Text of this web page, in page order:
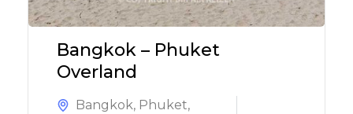
Bangkok – Phuket
Overland
Bangkok, Phuket,